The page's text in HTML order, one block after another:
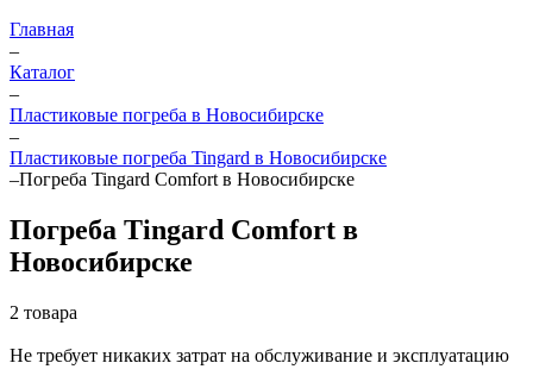
Главная
–
Каталог
–
Пластиковые погреба в Новосибирске
–
Пластиковые погреба Tingard в Новосибирске
–Погреба Tingard Comfort в Новосибирске
Погреба Tingard Comfort в
Новосибирске
2 товара
Не требует никаких затрат на обслуживание и эксплуатацию